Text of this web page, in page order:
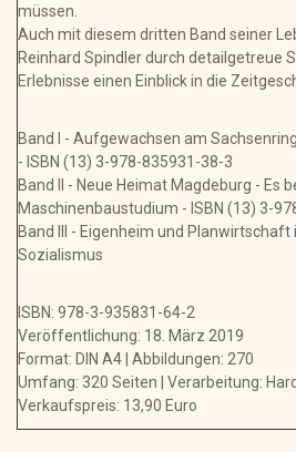
müssen.
Auch mit diesem dritten Band seiner
Reinhard Spindler durch detailgetreue
Erlebnisse einen Einblick in die
Band I - Aufgewachsen am
- ISBN (13) 3-978-835931-38-3
Band II - Neue Heimat Magdeburg - Es
Maschinenbaustudium - ISBN (13) 3-
Band III - Eigenheim und Planwirtschaft
Sozialismus
ISBN: 978-3-935831-64-2
Veröffentlichung: 18. März 2019
Format: DIN A4 | Abbildungen: 270
Umfang: 320 Seiten | Verarbeitung:
Verkaufspreis: 13,90 Euro